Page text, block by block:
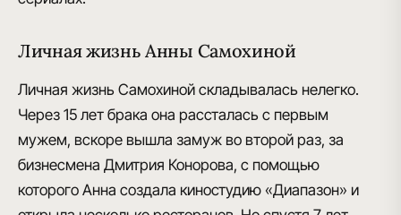
Личная жизнь Анны Самохиной
Личная жизнь Самохиной складывалась нелегко.
Через 15 лет брака она рассталась с первым
мужем, вскоре вышла замуж во второй раз, за
бизнесмена Дмитрия Конорова, с помощью
которого Анна создала киностудию «Диапазон» и